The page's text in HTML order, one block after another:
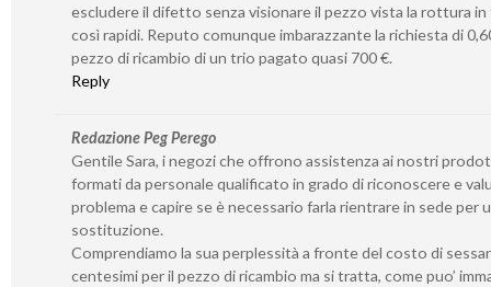
escludere il difetto senza visionare il pezzo vista la rottura in
così rapidi. Reputo comunque imbarazzante la richiesta di
pezzo di ricambio di un trio pagato quasi 700 €.
Reply
Redazione Peg Perego
Gentile Sara, i negozi che offrono assistenza ai nostri
formati da personale qualificato in grado di riconoscere e
problema e capire se è necessario farla rientrare in sede per
sostituzione.
Comprendiamo la sua perplessità a fronte del costo di
centesimi per il pezzo di ricambio ma si tratta, come puo’